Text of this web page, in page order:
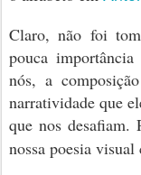
Claro, não foi
pouca
nós, a
narratividade que
que nos desafiam.
nossa poesia visual